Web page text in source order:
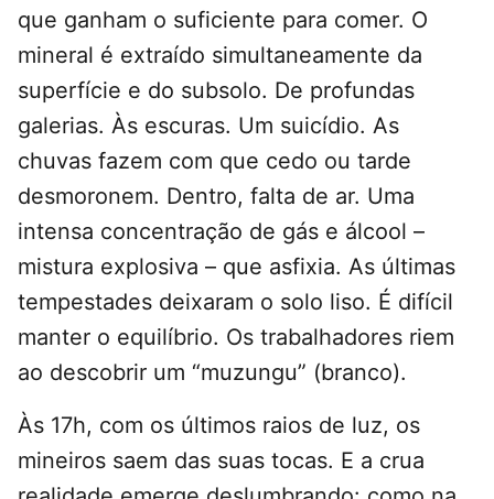
que ganham o suficiente para comer. O
mineral é extraído simultaneamente da
superfície e do subsolo. De profundas
galerias. Às escuras. Um suicídio. As
chuvas fazem com que cedo ou tarde
desmoronem. Dentro, falta de ar. Uma
intensa concentração de gás e álcool –
mistura explosiva – que asfixia. As últimas
tempestades deixaram o solo liso. É difícil
manter o equilíbrio. Os trabalhadores riem
ao descobrir um “muzungu” (branco).
Às 17h, com os últimos raios de luz, os
mineiros saem das suas tocas. E a crua